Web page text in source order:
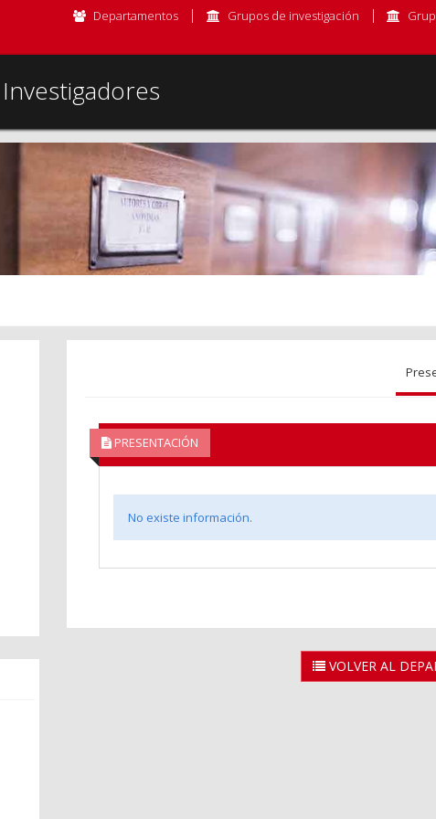
Departamentos Grupos de investigación
PRESENTACIÓN
No existe información.
VOLVER AL